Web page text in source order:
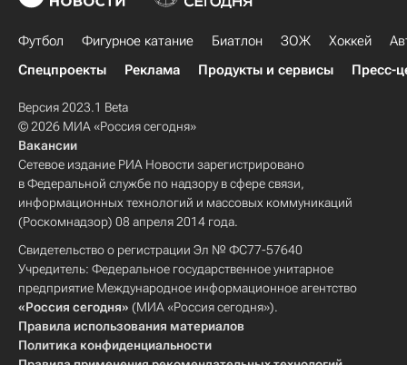
Футбол Фигурное катание Биатлон ЗОЖ Хоккей
Спецпроекты
Реклама Продукты и сервисы Пресс-
Версия 2023.1 Beta
© 2026 МИА «Россия сегодня»
Вакансии
Сетевое издание РИА Новости зарегистрировано
в Федеральной службе по надзору в сфере связи,
информационных технологий и массовых коммуникаций
(Роскомнадзор) 08 апреля 2014 года.
Свидетельство о регистрации Эл № ФС77-57640
Учредитель: Федеральное государственное унитарное
предприятие Международное информационное агентство
«Россия сегодня» (МИА «Россия сегодня»).
Правила использования материалов
Политика конфиденциальности